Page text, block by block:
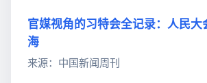
官媒视角的习特会全记录：人民大
海
来源：中国新闻周刊